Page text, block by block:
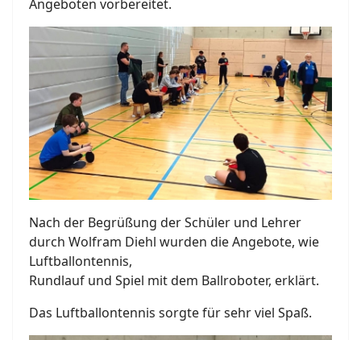
Angeboten vorbereitet.
Nach der Begrüßung der Schüler und Lehrer
durch Wolfram Diehl wurden die Angebote, wie
Luftballontennis,
Rundlauf und Spiel mit dem Ballroboter, erklärt.
Das Luftballontennis sorgte für sehr viel Spaß.